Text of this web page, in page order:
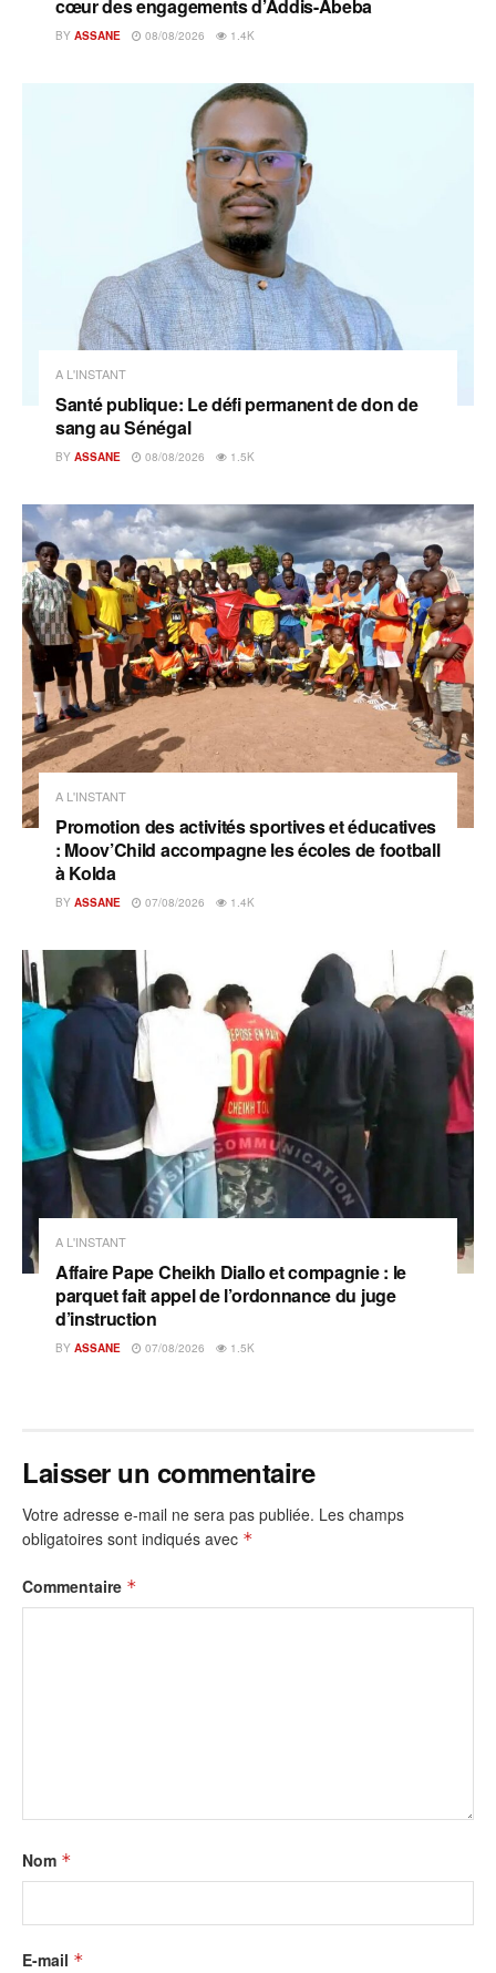
cœur des engagements d’Addis-Abeba
BY ASSANE 08/08/2026 1.4K
A L'INSTANT
Santé publique: Le défi permanent de don de
sang au Sénégal
BY ASSANE 08/08/2026 1.5K
A L'INSTANT
Promotion des activités sportives et éducatives
: Moov’Child accompagne les écoles de football
à Kolda
BY ASSANE 07/08/2026 1.4K
A L'INSTANT
Affaire Pape Cheikh Diallo et compagnie : le
parquet fait appel de l’ordonnance du juge
d’instruction
BY ASSANE 07/08/2026 1.5K
Laisser un commentaire
Votre adresse e-mail ne sera pas publiée. Les champs
obligatoires sont indiqués avec *
Commentaire *
Nom *
E-mail *